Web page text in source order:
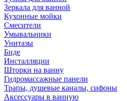
Зеркала для ванной
Кухонные мойки
Смесители
Умывальники
Унитазы
Биде
Инсталляции
Шторки на ванну
Гидромассажные панели
Трапы, душевые каналы, сифоны
Аксессуары в ванную